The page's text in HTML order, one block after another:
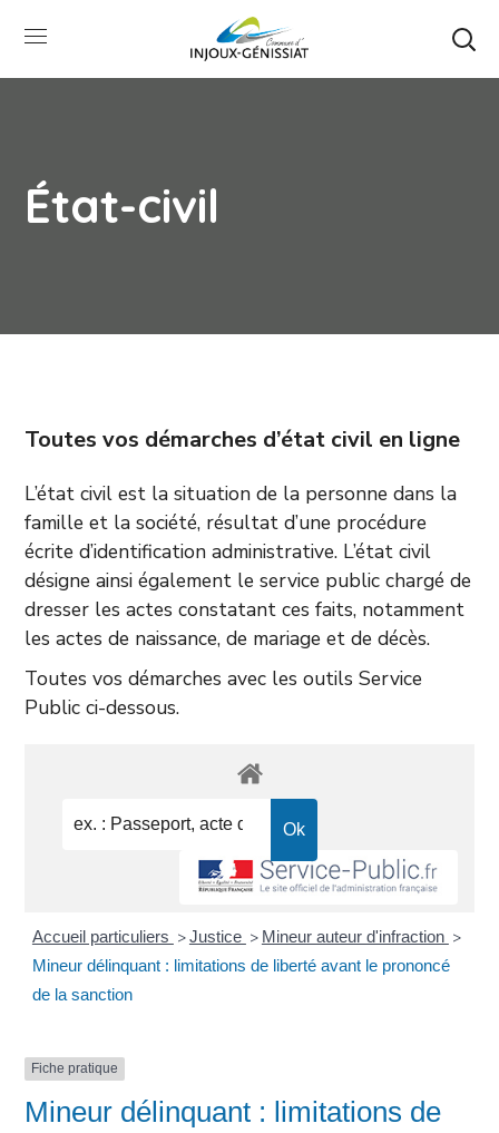
État-civil
Toutes vos démarches d’état civil en ligne
L’état civil est la situation de la personne dans la
famille et la société, résultat d’une procédure
écrite d’identification administrative. L’état civil
désigne ainsi également le service public chargé de
dresser les actes constatant ces faits, notamment
les actes de naissance, de mariage et de décès.
Toutes vos démarches avec les outils Service
Public ci-dessous.
Accueil particuliers >Justice > Mineur auteur d'infraction >
Mineur délinquant : limitations de liberté avant le prononcé
de la sanction
Fiche pratique
Mineur délinquant : limitations de